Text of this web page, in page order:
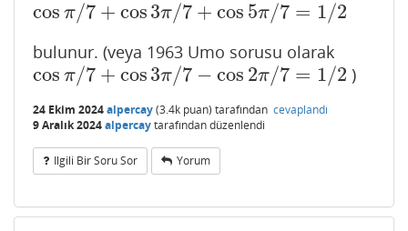
cos π/7 + cos3π/7 + cos 5π/7 = 1/2
cosπ/ 7+cos3π/7+cos5 π/7=1/ 2
bulunur. (veya 1963 Umo sorusu olarak
cos π/7 + cos3π/7 − cos 2π/7 = 1/2
cos π/7+cos3π/ 7−cos 2π /7=1 /2 )
24 Ekim 2024alpercay(3.4k puan) tarafından cevaplandı
9 Aralık 2024alpercaytarafındandüzenlendi
Ilgili Bir Soru Sor Yorum